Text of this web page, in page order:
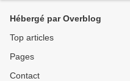
Hébergé par Overblog
Top articles
Pages
Contact